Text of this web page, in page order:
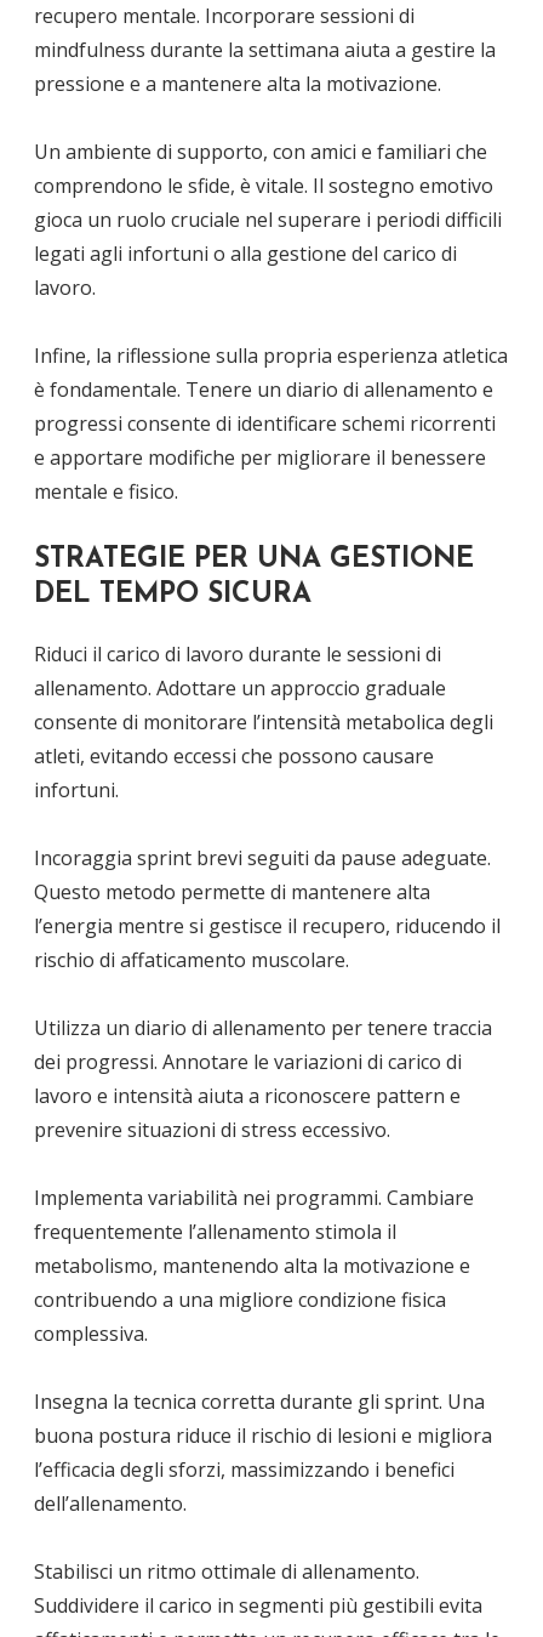
recupero mentale. Incorporare sessioni di
mindfulness durante la settimana aiuta a gestire la
pressione e a mantenere alta la motivazione.
Un ambiente di supporto, con amici e familiari che
comprendono le sfide, è vitale. Il sostegno emotivo
gioca un ruolo cruciale nel superare i periodi difficili
legati agli infortuni o alla gestione del carico di
lavoro.
Infine, la riflessione sulla propria esperienza atletica
è fondamentale. Tenere un diario di allenamento e
progressi consente di identificare schemi ricorrenti
e apportare modifiche per migliorare il benessere
mentale e fisico.
STRATEGIE PER UNA GESTIONE
DEL TEMPO SICURA
Riduci il carico di lavoro durante le sessioni di
allenamento. Adottare un approccio graduale
consente di monitorare l’intensità metabolica degli
atleti, evitando eccessi che possono causare
infortuni.
Incoraggia sprint brevi seguiti da pause adeguate.
Questo metodo permette di mantenere alta
l’energia mentre si gestisce il recupero, riducendo il
rischio di affaticamento muscolare.
Utilizza un diario di allenamento per tenere traccia
dei progressi. Annotare le variazioni di carico di
lavoro e intensità aiuta a riconoscere pattern e
prevenire situazioni di stress eccessivo.
Implementa variabilità nei programmi. Cambiare
frequentemente l’allenamento stimola il
metabolismo, mantenendo alta la motivazione e
contribuendo a una migliore condizione fisica
complessiva.
Insegna la tecnica corretta durante gli sprint. Una
buona postura riduce il rischio di lesioni e migliora
l’efficacia degli sforzi, massimizzando i benefici
dell’allenamento.
Stabilisci un ritmo ottimale di allenamento.
Suddividere il carico in segmenti più gestibili evita